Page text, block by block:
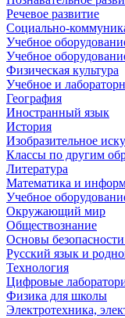
Речевое развитие
Социально-
Учебное
Учебное
Физическая культура
Учебное и
География
Иностранный язык
История
Изобразительное
Классы по другим
Литература
Математика и
Учебное
Окружающий мир
Обществознание
Основы
Русский язык и
Технология
Цифровые
Физика для школы
Электротехника,